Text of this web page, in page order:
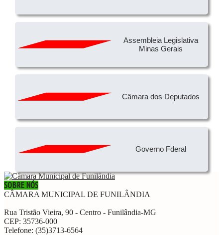
Assembleia Legislativa
Minas Gerais
Câmara dos Deputados
Governo Fderal
SOBRE NÓS
CÂMARA MUNICIPAL DE FUNILÂNDIA
Rua Tristão Vieira, 90 - Centro - Funilândia-MG
CEP: 35736-000
Telefone: (35)3713-6564